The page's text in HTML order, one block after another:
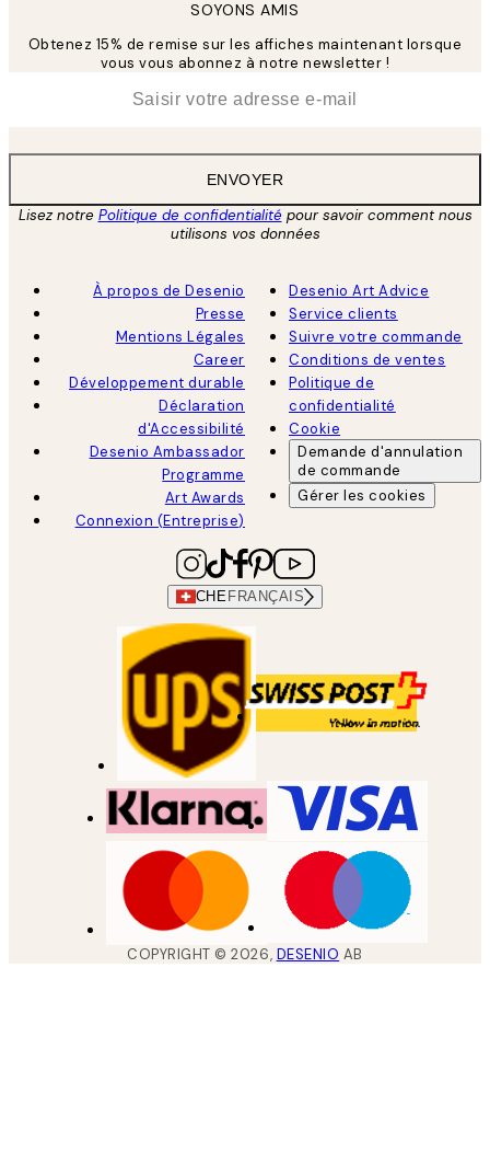
SOYONS AMIS
Obtenez 15% de remise sur les affiches maintenant lorsque
vous vous abonnez à notre newsletter !
ENVOYER
Lisez notre Politique de confidentialitépour savoir comment nous
utilisons vos données
À propos de Desenio
Presse
Mentions Légales
Career
Développement durable
Déclaration
d'Accessibilité
Desenio Ambassador
Programme
Art Awards
Connexion (Entreprise)
Desenio Art Advice
Service clients
Suivre votre commande
Conditions de ventes
Politique de
confidentialité
Cookie
Demande d'annulation
de commande
Gérer les cookies
CHE FRANÇAIS
COPYRIGHT ©2026, DESENIO AB